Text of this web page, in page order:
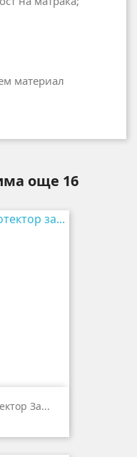
материал
още 16
За...